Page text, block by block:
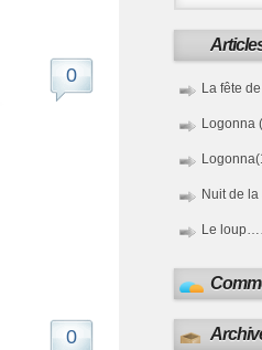
0
0
La fête
Logonna
Nuit de
Le